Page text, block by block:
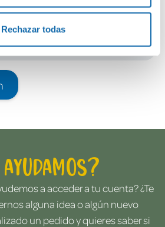
Rechazar todas
a acceder a tu cuenta? ¿Te
alguna idea o algún nuevo
un pedido y quieres saber si